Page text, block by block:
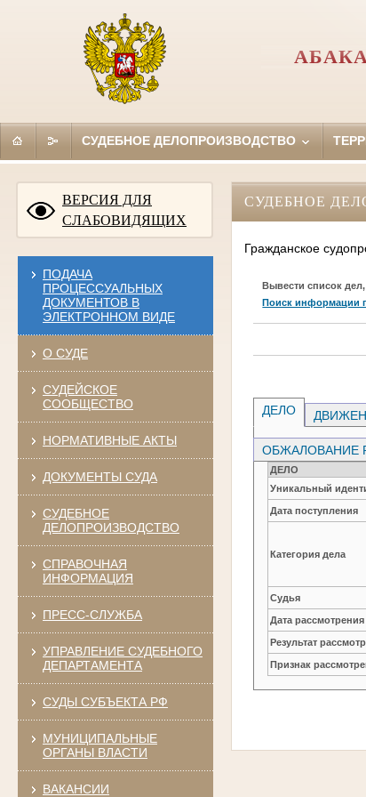
СУДЕБНОЕ ДЕЛОПРОИЗВОДСТВО
ВЕРСИЯ ДЛЯ
СЛАБОВИДЯЩИХ
ПОДАЧА
ПРОЦЕССУАЛЬНЫХ
ДОКУМЕНТОВ В
ЭЛЕКТРОННОМ ВИДЕ
О СУДЕ
СУДЕЙСКОЕ
СООБЩЕСТВО
НОРМАТИВНЫЕ АКТЫ
ДОКУМЕНТЫ СУДА
СУДЕБНОЕ
ДЕЛОПРОИЗВОДСТВО
СПРАВОЧНАЯ
ИНФОРМАЦИЯ
ПРЕСС-СЛУЖБА
УПРАВЛЕНИЕ СУДЕБНОГО
ДЕПАРТАМЕНТА
СУДЫ СУБЪЕКТА РФ
МУНИЦИПАЛЬНЫЕ
ОРГАНЫ ВЛАСТИ
ВАКАНСИИ
СУДЕБНОЕ
Гражданское
Вывести список
Поиск информации
ДЕЛО
ОБЖАЛОВАНИЕ
ДЕЛО
Уникальный
Дата поступления
Категория дела
Судья
Дата рассмотрения
Результат
Признак